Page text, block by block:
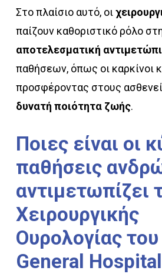
Στο πλαίσιο αυτό, οι
παίζουν καθοριστικό ρόλο
αποτελεσματική
παθήσεων, όπως οι καρκίνοι
προσφέροντας στους
δυνατή ποιότητα ζωής.
Ποιες είναι οι
παθήσεις
αντιμετωπίζει
Χειρουργικής
Ουρολογίας του
General